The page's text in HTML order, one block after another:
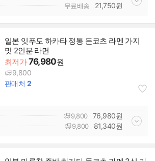
무료배송 21,750원
일본 잇푸도 하카타 정통 돈코츠 라멘 가지
맛 2인분 라면
최저가76,980원
9,800
판매처 2
9,800 76,980원
9,800 81,340원